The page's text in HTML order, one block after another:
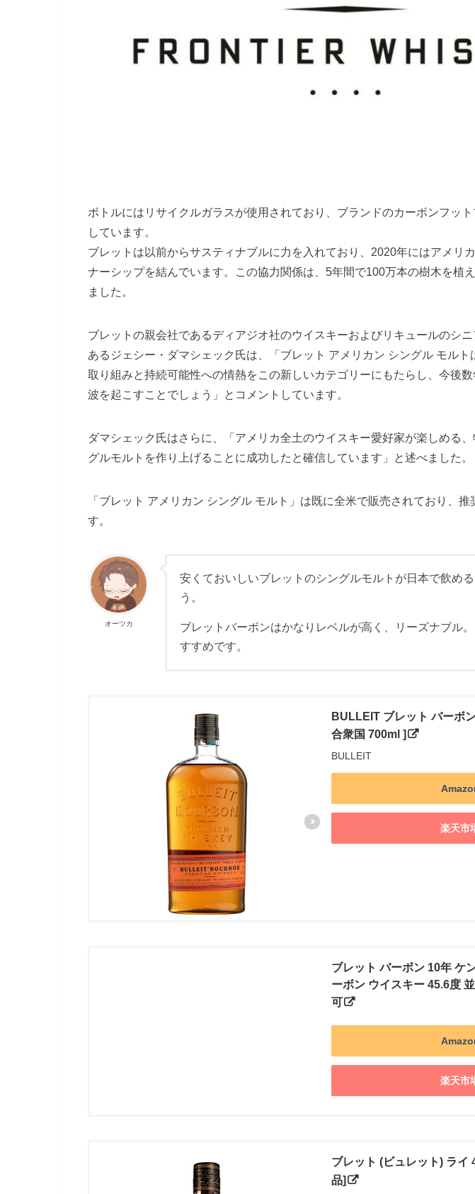
ボトルにはリサイクルガラスが使用されており、ブランドのカーボンフッ
しています。
ブレットは以前からサスティナブルに力を入れており、2020年にはアメリ
ナーシップを結んでいます。この協力関係は、5年間で100万本の樹木を植
ました。
ブレットの親会社であるディアジオ社のウイスキーおよびリキュールのシ
あるジェシー・ダマシェック氏は、「ブレット アメリカン シングル モルト
取り組みと持続可能性への情熱をこの新しいカテゴリーにもたらし、今後
波を起こすことでしょう」とコメントしています。
ダマシェック氏はさらに、「アメリカ全土のウイスキー愛好家が楽しめる
グルモルトを作り上げることに成功したと確信しています」と述べました。
「ブレット アメリカン シングル モルト」は既に全米で販売されており、
す。
オーツカ
安くておいしいブレットのシングルモルトが日本で飲め
う。
ブレットバーボンはかなりレベルが高く、リーズナブル
すすめです。
BULLEIT ブレット バーボ
合衆国 700ml ]
BULLEIT
楽天市
ブレット バーボン 10年 ケ
ーボン ウイスキー 45.6度
可
楽天市
ブレット (ビュレット) ライ
品]